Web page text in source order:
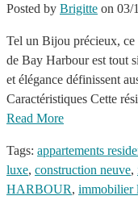
Posted by Brigitte on 03/
Tel un Bijou précieux,
de Bay Harbour est tout
et élégance définissent
Caractéristiques Cette
Read More
Tags: appartements
luxe, construction neuve,
HARBOUR, immobilier